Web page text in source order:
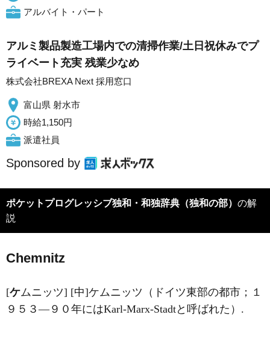
アルバイト・パート
アルミ製品製造工場内での清掃作業/土日祝休みでプ
ライベート充実 残業少なめ
株式会社BREXA Next 採用窓口
富山県 射水市
時給1,150円
派遣社員
Sponsored by
ポケットプログレッシブ独和・和独辞典（独和の部） の解
説
Chemnitz
[ケムニッツ] [中]ケムニッツ（ドイツ東部の都市；１
９５３―９０年にはKarl-Marx-Stadtと呼ばれた）.